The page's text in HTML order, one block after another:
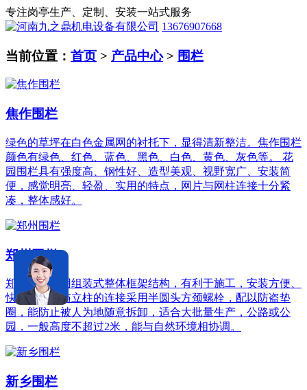
专注岗亭生产、定制、安装一站式服务
13676907668
当前位置： 首页 > 产品中心> 围栏
焦作围栏
绿色的草坪在白色金属网的衬托下，显得清新整洁。焦作围栏
颜色有绿色、红色、蓝色、黑色、白色、黄色、灰色等。 花
园围栏具有强度高、钢性好、造型美观、视野宽广、安装简
便，感觉明亮、轻盈、实用的特点，网片与网柱连接十分紧
凑，整体感好。
郑州围栏
郑州围栏采用组装式整体框架结构，有利于施工，安装方便、
快捷；网片与立柱的连接采用半圆头方颈螺栓，配以防盗垫
圈，能防止被人为地随意拆卸，适合大批量生产，公路或公
园，一般高度不超过2米，能与自然环境相协调。
新乡围栏